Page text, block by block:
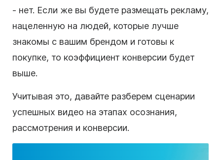
- нет. Если же вы будете размещать рекламу,
нацеленную на людей, которые лучше
знакомы с вашим брендом и готовы к
покупке, то коэффициент конверсии будет
выше.
Учитывая это, давайте разберем сценарии
успешных видео на этапах осознания,
рассмотрения и конверсии.